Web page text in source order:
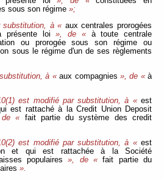
sous son régime »;
substitution, à « aux centrales prorogées
présente loi», de « à toute centrale
ou prorogée sous son régime ou
sous le régime d'un de ses règlements
à «aux compagnies », de « à
est modifié par substitution, à «est
est rattaché à la Credit Union Deposit
« fait partie du système des credit
est modifié par substitution, à «est
et qui est rattachée à la Société
populaires », de «fait partie du
».